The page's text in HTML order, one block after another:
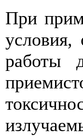
При
условия,
работы